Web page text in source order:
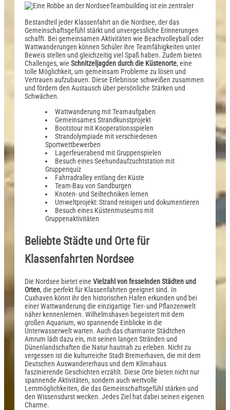
Teambuilding ist ein zentraler
Bestandteil jeder Klassenfahrt an die Nordsee, der das
Gemeinschaftsgefühl stärkt und unvergessliche Erinnerungen
schafft. Bei gemeinsamen Aktivitäten wie Beachvolleyball oder
Wattwanderungen können Schüler ihre Teamfähigkeiten unter
Beweis stellen und gleichzeitig viel Spaß haben. Zudem bieten
Challenges, wie Schnitzeljagden durch die Küstenorte, eine
tolle Möglichkeit, um gemeinsam Probleme zu lösen und
Vertrauen aufzubauen. Diese Erlebnisse schweißen zusammen
und fördern den Austausch über persönliche Stärken und
Schwächen.
Wattwanderung mit Teamaufgaben
Gemeinsames Strandkunstprojekt
Bootstour mit Kooperationsspielen
Strandolympiade mit verschiedenen
Sportwettbewerben
Lagerfeuerabend mit Gruppenspielen
Besuch eines Seehundaufzuchtstation mit
Gruppenquiz
Fahrradralley entlang der Küste
Team-Bau von Sandburgen
Knoten- und Seiltechniken lernen
Umweltprojekt: Strand reinigen und dokumentieren
Besuch eines Küstenmuseums mit
Gruppenaktivitäten
Beliebte Städte und Orte für
Klassenfahrten Nordsee
Die Nordsee bietet eine Vielzahl von fesselnden Städten und
Orten, die perfekt für Klassenfahrten geeignet sind. In
Cuxhaven könnt ihr den historischen Hafen erkunden und bei
einer Wattwanderung die einzigartige Tier- und Pflanzenwelt
näher kennenlernen. Wilhelmshaven begeistert mit dem
großen Aquarium, wo spannende Einblicke in die
Unterwasserwelt warten. Auch das charmante Städtchen
Amrum lädt dazu ein, mit seinen langen Stränden und
Dünenlandschaften die Natur hautnah zu erleben. Nicht zu
vergessen ist die kulturreiche Stadt Bremerhaven, die mit dem
Deutschen Auswandererhaus und dem Klimahaus
faszinierende Geschichten erzählt. Diese Orte bieten nicht nur
spannende Aktivitäten, sondern auch wertvolle
Lernmöglichkeiten, die das Gemeinschaftsgefühl stärken und
den Wissensdurst wecken. Jedes Ziel hat dabei seinen eigenen
Charme.